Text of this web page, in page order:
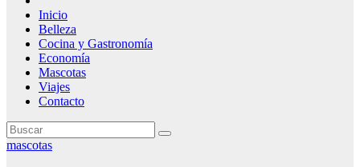
Inicio
Belleza
Cocina y Gastronomía
Economía
Mascotas
Viajes
Contacto
mascotas